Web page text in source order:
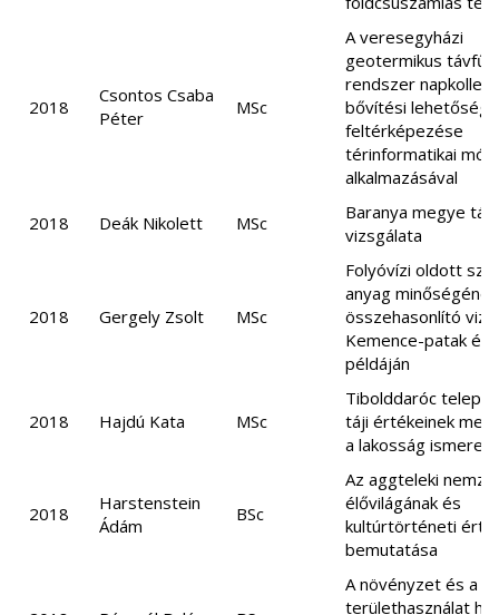
2018
Csontos Csaba
Péter
MSc
A veresegyházi
geotermikus
rendszer
bővítési
feltérképezése
térinformatikai
alkalmazásával
2018 Deák Nikolett MSc
Baranya megye
vizsgálata
2018 Gergely Zsolt MSc
Folyóvízi oldott
anyag minőségének
összehasonlító
Kemence-patak és
példáján
2018 Hajdú Kata MSc
Tibolddaróc
táji értékeinek
a lakosság
2018
Harstenstein
Ádám
BSc
Az aggteleki
élővilágának és
kultúrtörténeti
bemutatása
A növényzet és a
területhasználat